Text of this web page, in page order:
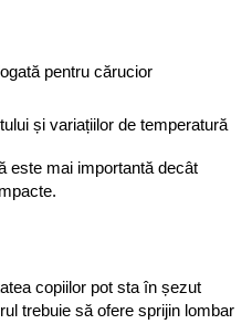
pentru cărucior
și variațiilor de temperatură
este mai importantă decât
copiilor pot sta în șezut
trebuie să ofere sprijin lombar